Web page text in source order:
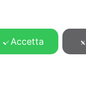
Cosa facciamo
Accetta